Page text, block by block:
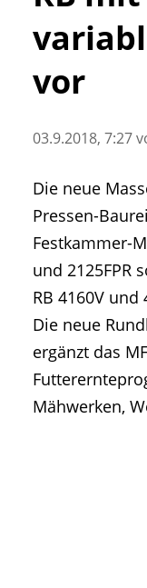
• Messen und
• Mitteilung
• Agritechnica
vor
03.9.2018, 7:27
Die neue
Pressen-
Festkammer-
und 2125FPR
RB 4160V
Die neue
ergänzt das
Mähwerken,